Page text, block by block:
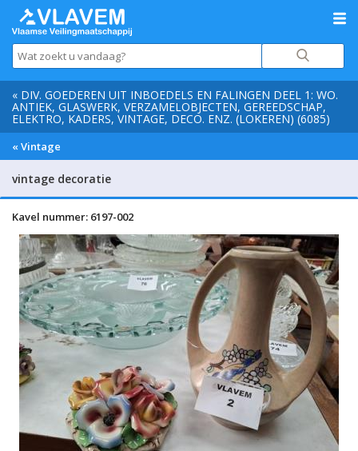
« DIV. GOEDEREN UIT INBOEDELS EN FALINGEN DEEL 1: WO.
ANTIEK, GLASWERK, VERZAMELOBJECTEN, GEREEDSCHAP,
ELEKTRO, KADERS, VINTAGE, DECO. ENZ. (LOKEREN) (6085)
« Vintage
vintage decoratie
Kavel nummer: 6197-002